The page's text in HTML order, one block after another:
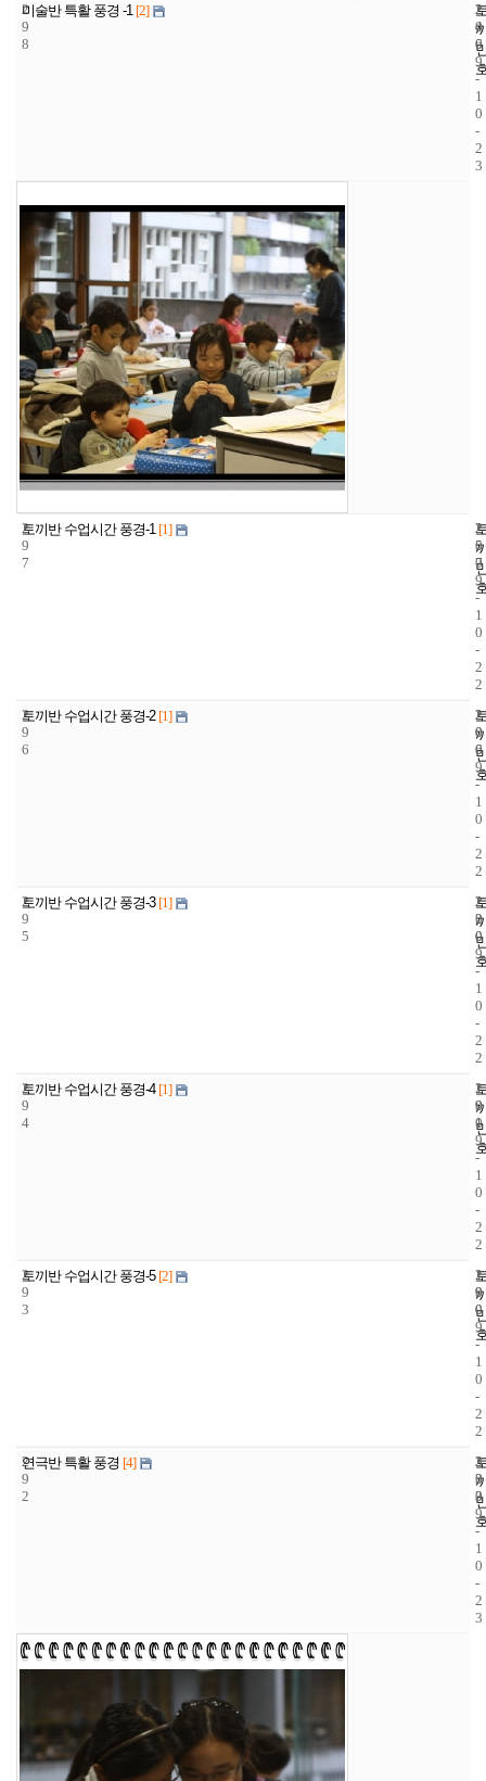
2
9
8
미술반 특활 풍경 -1 [2]
2
4
6
2
0
0
9
-
1
0
-
2
3
2
9
7
토끼반 수업시간 풍경-1 [1]
2
5
7
2
0
0
9
-
1
0
-
2
2
2
9
6
토끼반 수업시간 풍경-2 [1]
2
0
6
2
0
0
9
-
1
0
-
2
2
2
9
5
토끼반 수업시간 풍경-3 [1]
2
2
0
2
0
0
9
-
1
0
-
2
2
2
9
4
토끼반 수업시간 풍경-4 [1]
1
9
1
2
0
0
9
-
1
0
-
2
2
2
9
3
토끼반 수업시간 풍경-5 [2]
1
9
0
2
0
0
9
-
1
0
-
2
2
2
9
2
연극반 특활 풍경 [4]
3
3
3
2
0
0
9
-
1
0
-
2
3